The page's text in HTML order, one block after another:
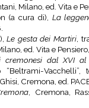
Milano, ed. Vita e
(a cura di), La
Le gesta dei Martiri,
ed. Vita e
cremonesi dal XVI al
“Beltrami-
Cremona, ed.
, Cremona,